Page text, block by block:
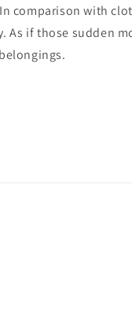
comparison with
if those sudden